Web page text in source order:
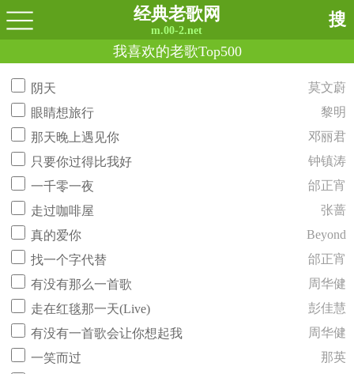
经典老歌网
m.00-2.net
搜
我喜欢的老歌Top500
阴天
莫文蔚
眼睛想旅行
黎明
那天晚上遇见你
邓丽君
只要你过得比我好
钟镇涛
一千零一夜
邰正宵
走过咖啡屋
张蔷
真的爱你
Beyond
找一个字代替
邰正宵
有没有那么一首歌
周华健
走在红毯那一天(Live)
彭佳慧
有没有一首歌会让你想起我
周华健
一笑而过
那英